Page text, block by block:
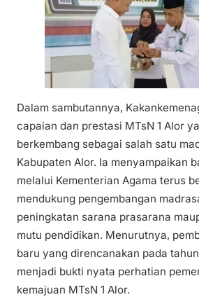
Dalam sambutannya,
capaian dan prestasi MTsN 1 Alor
berkembang sebagai salah satu
Kabupaten Alor. Ia menyampaikan
melalui Kementerian Agama terus
mendukung pengembangan
peningkatan sarana prasarana
mutu pendidikan. Menurutnya,
baru yang direncanakan pada
menjadi bukti nyata perhatian
kemajuan MTsN 1 Alor.